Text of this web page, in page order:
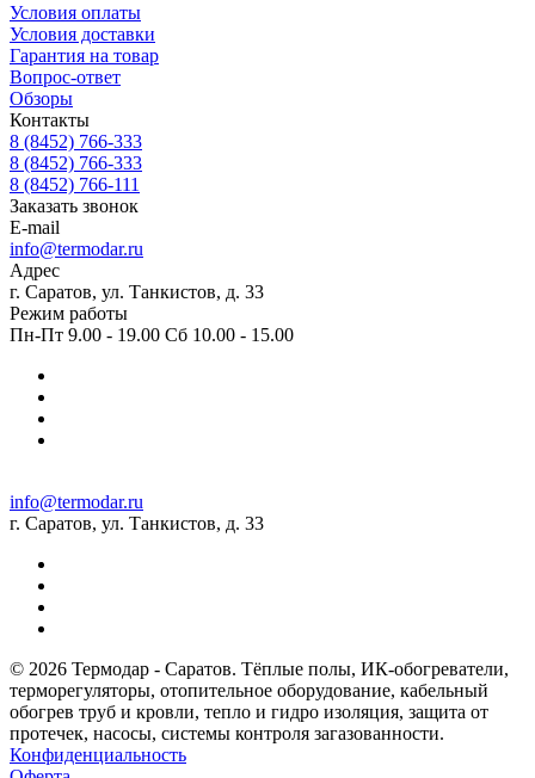
Условия оплаты
Условия доставки
Гарантия на товар
Вопрос-ответ
Обзоры
Контакты
8 (8452) 766-333
8 (8452) 766-333
8 (8452) 766-111
Заказать звонок
E-mail
info@termodar.ru
Адрес
г. Саратов, ул. Танкистов, д. 33
Режим работы
Пн-Пт 9.00 - 19.00 Сб 10.00 - 15.00
info@termodar.ru
г. Саратов, ул. Танкистов, д. 33
© 2026 Термодар - Саратов. Тёплые полы, ИК-обогреватели,
терморегуляторы, отопительное оборудование, кабельный
обогрев труб и кровли, тепло и гидро изоляция, защита от
протечек, насосы, системы контроля загазованности.
Конфиденциальность